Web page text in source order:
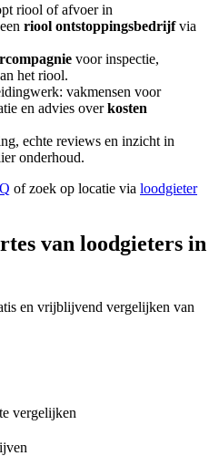
riool of afvoer in
riool ontstoppingsbedrijfvia
voor inspectie,
het riool.
vakmensen voor
en advies overkosten
echte reviews en inzicht in
onderhoud.
of zoek op locatie via loodgieter
van loodgieters in
en vrijblijvend vergelijken van
vergelijken